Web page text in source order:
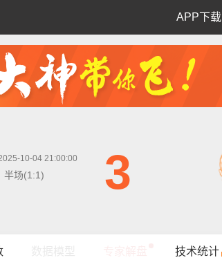
APP下载
3
10-04 21:00:00
半场(1:1)
技术统计